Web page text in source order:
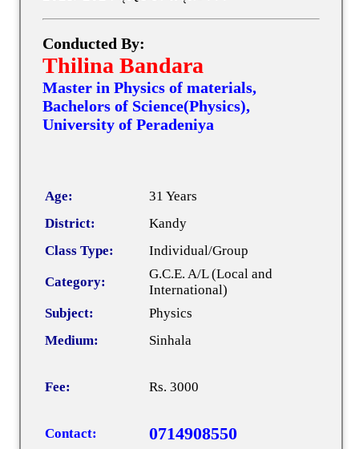
Conducted By:
Thilina Bandara
Master in Physics of materials,
Bachelors of Science(Physics),
University of Peradeniya
Age:
31 Years
District:
Kandy
Class Type:
Individual/Group
Category:
G.C.E. A/L (Local and
International)
Subject:
Physics
Medium:
Sinhala
Fee: Rs. 3000
Contact: 0714908550